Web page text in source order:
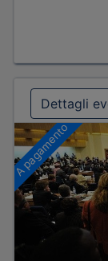
Dettagli
A pagamento